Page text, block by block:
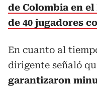
de Colombia en
de 40 jugadores
En cuanto al
dirigente señaló
garantizaron